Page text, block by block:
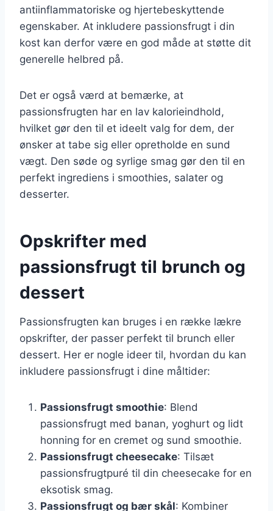
antiinflammatoriske og hjertebeskyttende
egenskaber. At inkludere passionsfrugt i din
kost kan derfor være en god måde at støtte dit
generelle helbred på.
Det er også værd at bemærke, at
passionsfrugten har en lav kalorieindhold,
hvilket gør den til et ideelt valg for dem, der
ønsker at tabe sig eller opretholde en sund
vægt. Den søde og syrlige smag gør den til en
perfekt ingrediens i smoothies, salater og
desserter.
Opskrifter med
passionsfrugt til brunch og
dessert
Passionsfrugten kan bruges i en række lækre
opskrifter, der passer perfekt til brunch eller
dessert. Her er nogle ideer til, hvordan du kan
inkludere passionsfrugt i dine måltider:
Passionsfrugt smoothie: Blend
passionsfrugt med banan, yoghurt og lidt
honning for en cremet og sund smoothie.
Passionsfrugt cheesecake: Tilsæt
passionsfrugtpuré til din cheesecake for en
eksotisk smag.
Passionsfrugt og bær skål: Kombiner